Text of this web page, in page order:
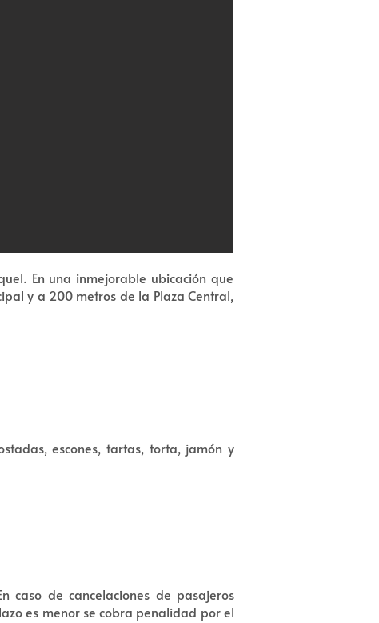
En una inmejorable ubicación que
y a 200 metros de la Plaza Central,
escones, tartas, torta, jamón y
caso de cancelaciones de pasajeros
es menor se cobra penalidad por el